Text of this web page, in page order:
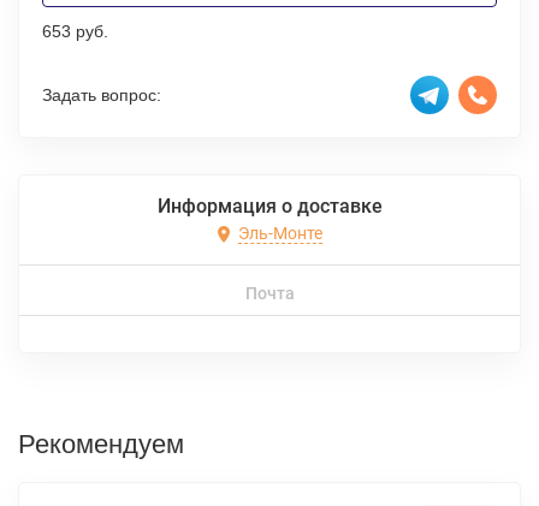
653 руб.
Задать вопрос:
Информация о доставке
Эль-Монте
Почта
Рекомендуем